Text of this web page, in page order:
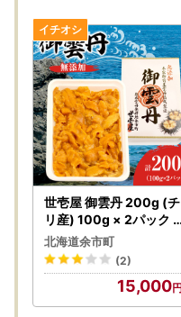
世壱屋 御雲丹 200g (チ
リ産) 100g × 2パック
うに 雲丹 ウニ_Y038-0
162
北海道余市町
(2)
15,000